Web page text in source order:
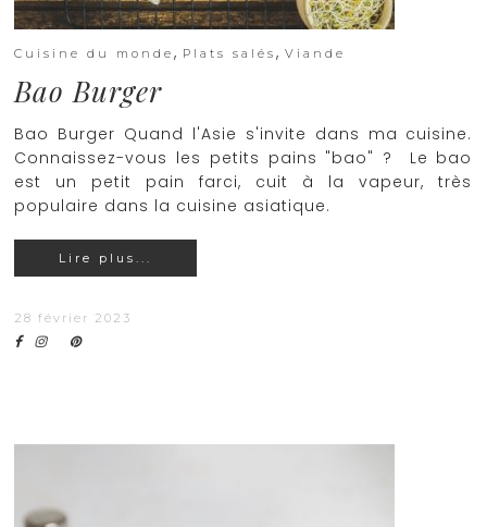
Cuisine du monde, Plats salés,Viande
Bao Burger
Bao Burger Quand l'Asie s'invite dans ma cuisine.
Connaissez-vous les petits pains "bao" ? Le bao
est un petit pain farci, cuit à la vapeur, très
populaire dans la cuisine asiatique.
Lire plus...
28 février 2023